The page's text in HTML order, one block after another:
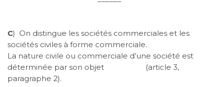
C) On distingue les sociétés commerciales et les
sociétés civiles à forme commerciale.
La nature civile ou commerciale d’une société est
déterminée par son objet
(article 3,
paragraphe 2).